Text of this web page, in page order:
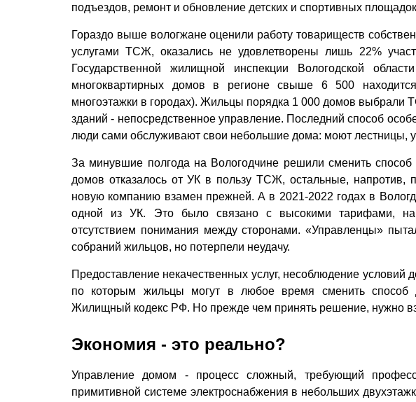
подъездов, ремонт и обновление детских и спортивных
Гораздо выше вологжане оценили работу товариществ
услугами ТСЖ, оказались не удовлетворены лишь 22%
Государственной жилищной инспекции Вологодской
многоквартирных домов в регионе свыше 6 500
многоэтажки в городах). Жильцы порядка 1 000 домов
зданий - непосредственное управление. Последний способ
люди сами обслуживают свои небольшие дома: моют лестницы,
За минувшие полгода на Вологодчине решили сменить
домов отказалось от УК в пользу ТСЖ, остальные, напротив,
новую компанию взамен прежней. А в 2021-2022 годах в
одной из УК. Это было связано с высокими тарифами,
отсутствием понимания между сторонами. «Управленцы»
собраний жильцов, но потерпели неудачу.
Предоставление некачественных услуг, несоблюдение условий
по которым жильцы могут в любое время сменить способ
Жилищный кодекс РФ. Но прежде чем принять решение, нужно
Экономия - это реально?
Управление домом - процесс сложный, требующий
примитивной системе электроснабжения в небольших